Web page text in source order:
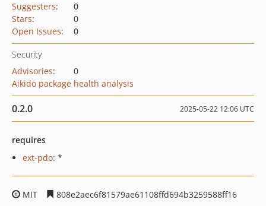
Suggesters:
0
Stars:
0
Open Issues: 0
Security
Advisories:
0
Aikido package health analysis
0.2.0 2025-05-22 12:06 UTC
requires
ext-pdo: *
MIT
808e2aec6f81579ae61108ffd694b3259588ff16